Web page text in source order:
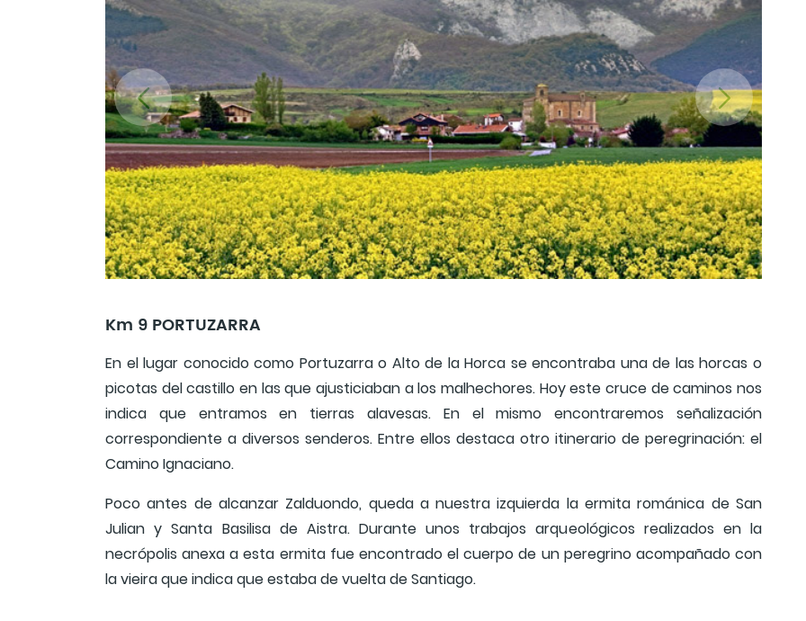
Km 9 PORTUZARRA
En el lugar conocido como Portuzarra o Alto de la Horca se encontraba una de las horcas o
picotas del castillo en las que ajusticiaban a los malhechores. Hoy este cruce de caminos nos
indica que entramos en tierras alavesas. En el mismo encontraremos señalización
correspondiente a diversos senderos. Entre ellos destaca otro itinerario de peregrinación: el
Camino Ignaciano.
Poco antes de alcanzar Zalduondo, queda a nuestra izquierda la ermita románica de San
Julian y Santa Basilisa de Aistra. Durante unos trabajos arqueológicos realizados en la
necrópolis anexa a esta ermita fue encontrado el cuerpo de un peregrino acompañado con
la vieira que indica que estaba de vuelta de Santiago.